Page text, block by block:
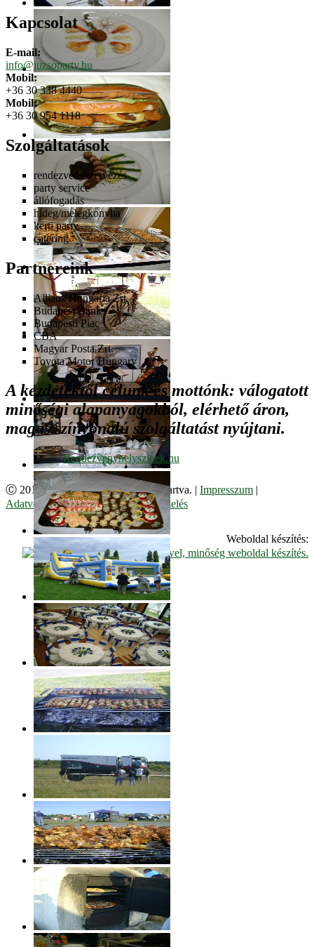
Kapcsolat
E-mail:
info@juzsoparty.hu
Mobil:
+36 30 338 4440
Mobil:
+36 30 954 1118
Szolgáltatások
rendezvényszervezés
party service
állófogadás
hideg/melegkonyha
kerti party
catering
Partnereink
Allianz Hungária Zrt.
Budapest Bank
Budapesti Piac
CBA
Magyar Posta Zrt.
Toyota Motor Hungary
A kezdetektől célunk és mottónk: válogatott
minőségi alapanyagokból, elérhető áron,
magas színvonalú szolgáltatást nyújtani.
Ⓒ 2017. Juzso Bt. Minden jog fenntartva. | Impresszum |
Adatvédelmi Szabályzat|Cookie kezelés
Weboldal készítés: